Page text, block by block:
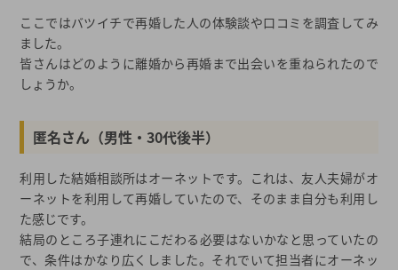
ここではバツイチで再婚した人の体験談や口コミを調査してみ
ました。
皆さんはどのように離婚から再婚まで出会いを重ねられたので
しょうか。
匿名さん（男性・30代後半）
利用した結婚相談所はオーネットです。これは、友人夫婦がオ
ーネットを利用して再婚していたので、そのまま自分も利用し
た感じです。
結局のところ子連れにこだわる必要はないかなと思っていたの
で、条件はかなり広くしました。それでいて担当者にオーネッ